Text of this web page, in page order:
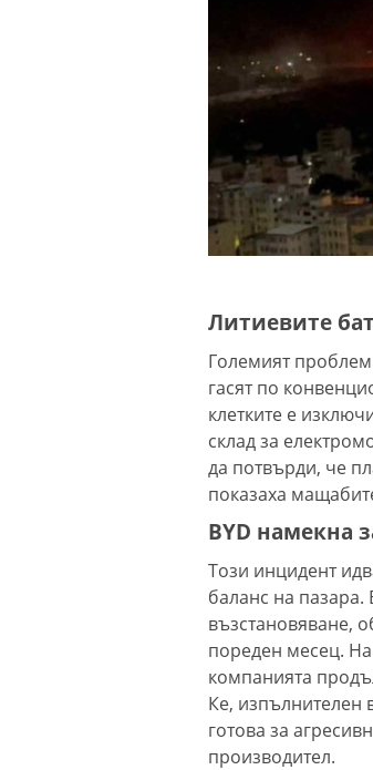
Литиевите
Големият
гасят по
клетките е
склад за
да потвърди, че
показаха
BYD намекна
Този инцидент
баланс на
възстановяване,
пореден месец.
компанията
Ке, изпълнителен
готова за
производител.